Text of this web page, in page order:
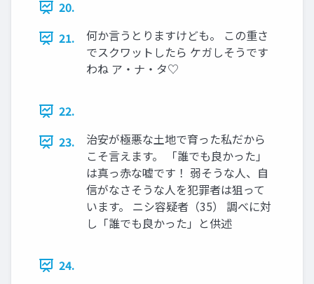
20.
21.
何か言うとりますけども。 この重さ
でスクワットしたら ケガしそうです
わね ア・ナ・タ♡
22.
23.
治安が極悪な土地で育った私だから
こそ言えます。 「誰でも良かった」
は真っ赤な嘘です！ 弱そうな人、自
信がなさそうな人を犯罪者は狙って
います。 ニシ容疑者（35） 調べに対
し「誰でも良かった」と供述
24.